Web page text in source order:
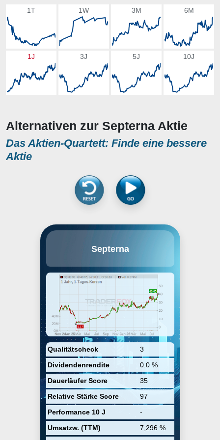
1T 1W 3M 6M
1J 3J 5J 10J
Alternativen zur Septerna Aktie
Das Aktien-Quartett: Finde eine bessere
Aktie
Septerna
Qualitätscheck
3
Dividendenrendite
0.0 %
Dauerläufer Score
35
Relative Stärke Score
97
Performance 10 J
-
Umsatzw. (TTM)
7,296 %
biotechnology company, which
of G protein-coupled receptor oral
small molecule drug discovery
powered by proprietary Native
Complex PlatformTM. Its pipeline
of product candidates focused
initially on treating patients in
three therapeutic areas:
endocrinology, immunology and
inflammation, and metabolic
diseases. The company was
founded by Robert Joseph
Lefkowitz, Arthur Christopoulos,
Patrick Sexton, and Jeffrey T.
Finer in December 2019 and is
headquartered in South San
Francisco, CA.